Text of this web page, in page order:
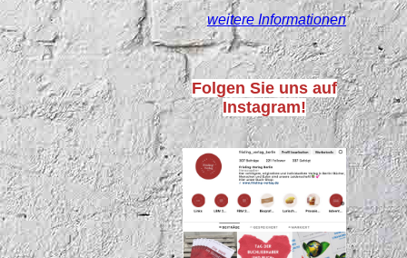
weitere Informationen
Folgen Sie uns auf
Instagram!